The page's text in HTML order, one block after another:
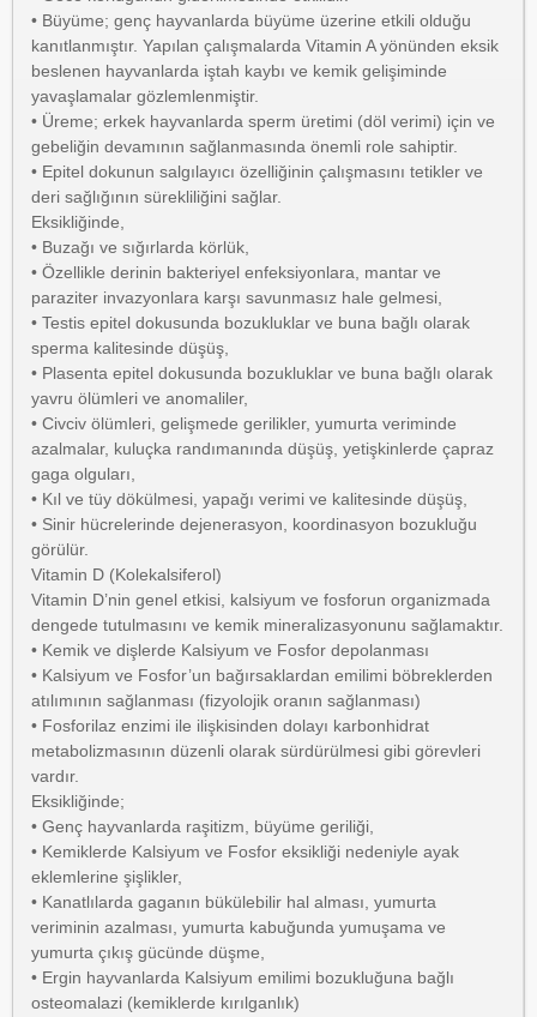
• Büyüme; genç hayvanlarda büyüme üzerine etkili olduğu
kanıtlanmıştır. Yapılan çalışmalarda Vitamin A yönünden eksik
beslenen hayvanlarda iştah kaybı ve kemik gelişiminde
yavaşlamalar gözlemlenmiştir.
• Üreme; erkek hayvanlarda sperm üretimi (döl verimi) için ve
gebeliğin devamının sağlanmasında önemli role sahiptir.
• Epitel dokunun salgılayıcı özelliğinin çalışmasını tetikler ve
deri sağlığının sürekliliğini sağlar.
Eksikliğinde,
• Buzağı ve sığırlarda körlük,
• Özellikle derinin bakteriyel enfeksiyonlara, mantar ve
paraziter invazyonlara karşı savunmasız hale gelmesi,
• Testis epitel dokusunda bozukluklar ve buna bağlı olarak
sperma kalitesinde düşüş,
• Plasenta epitel dokusunda bozukluklar ve buna bağlı olarak
yavru ölümleri ve anomaliler,
• Civciv ölümleri, gelişmede gerilikler, yumurta veriminde
azalmalar, kuluçka randımanında düşüş, yetişkinlerde çapraz
gaga olguları,
• Kıl ve tüy dökülmesi, yapağı verimi ve kalitesinde düşüş,
• Sinir hücrelerinde dejenerasyon, koordinasyon bozukluğu
görülür.
Vitamin D (Kolekalsiferol)
Vitamin D’nin genel etkisi, kalsiyum ve fosforun organizmada
dengede tutulmasını ve kemik mineralizasyonunu sağlamaktır.
• Kemik ve dişlerde Kalsiyum ve Fosfor depolanması
• Kalsiyum ve Fosfor’un bağırsaklardan emilimi böbreklerden
atılımının sağlanması (fizyolojik oranın sağlanması)
• Fosforilaz enzimi ile ilişkisinden dolayı karbonhidrat
metabolizmasının düzenli olarak sürdürülmesi gibi görevleri
vardır.
Eksikliğinde;
• Genç hayvanlarda raşitizm, büyüme geriliği,
• Kemiklerde Kalsiyum ve Fosfor eksikliği nedeniyle ayak
eklemlerine şişlikler,
• Kanatlılarda gaganın bükülebilir hal alması, yumurta
veriminin azalması, yumurta kabuğunda yumuşama ve
yumurta çıkış gücünde düşme,
• Ergin hayvanlarda Kalsiyum emilimi bozukluğuna bağlı
osteomalazi (kemiklerde kırılganlık)